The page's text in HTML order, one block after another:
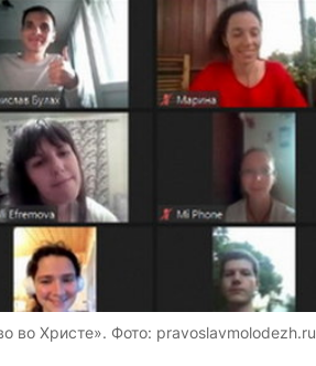
во Христе». Фото: pravoslavmolodezh.ru